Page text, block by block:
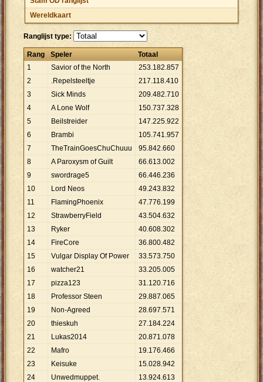
Wereldkaart
Ranglijst type:
Rang Speler
Totaal
1
Savior of the North 253.182.857
2
.Repelsteeltje 217.118.410
3
Sick Minds 209.482.710
4
A Lone Wolf 150.737.328
5
Beilstreider 147.225.922
6
Brambi 105.741.957
7
TheTrainGoesChuChuuu 95.842.660
8
A Paroxysm of Guilt 66.613.002
9
swordrage5 66.446.236
10
Lord Neos 49.243.832
11
FlamingPhoenix 47.776.199
12
StrawberryField 43.504.632
13
Ryker 40.608.302
14
FireCore 36.800.482
15
Vulgar Display Of Power 33.573.750
16
watcher21 33.205.005
17
pizza123 31.120.716
18
Professor Steen 29.887.065
19
Non-Agreed 28.697.571
20
thieskuh 27.184.224
21
Lukas2014 20.871.078
22
Mafro 19.176.466
23
Keisuke 15.028.942
24
Unwedmuppet. 13.924.613